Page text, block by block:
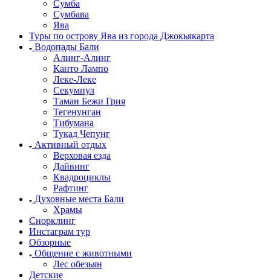
Сумба
Сумбава
Ява
Туры по острову Ява из города Джокьякарта
Водопады Бали
Алинг-Алинг
Канто Лампо
Леке-Леке
Секумпул
Таман Бежи Грия
Тегенунган
Тибумана
Тукад Чепунг
Активный отдых
Верховая езда
Дайвинг
Квадроциклы
Рафтинг
Духовные места Бали
Храмы
Снорклинг
Инстаграм тур
Обзорные
Общение с животными
Лес обезьян
Детские